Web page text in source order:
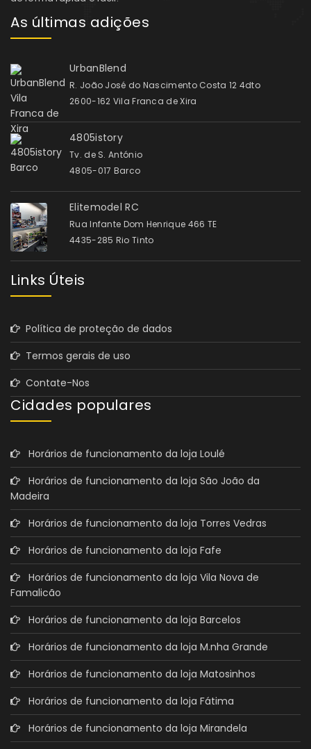
As últimas adições
UrbanBlend
R. João José do Nascimento Costa 12 4dto
2600-162 Vila Franca de Xira
4805istory
Tv. de S. António
4805-017 Barco
Elitemodel RC
Rua Infante Dom Henrique 466 TE
4435-285 Rio Tinto
Links Úteis
Política de proteção de dados
Termos gerais de uso
Contate-Nos
Cidades populares
Horários de funcionamento da loja Loulé
Horários de funcionamento da loja São João da
Madeira
Horários de funcionamento da loja Torres Vedras
Horários de funcionamento da loja Fafe
Horários de funcionamento da loja Vila Nova de
Famalicão
Horários de funcionamento da loja Barcelos
Horários de funcionamento da loja M.nha Grande
Horários de funcionamento da loja Matosinhos
Horários de funcionamento da loja Fátima
Horários de funcionamento da loja Mirandela